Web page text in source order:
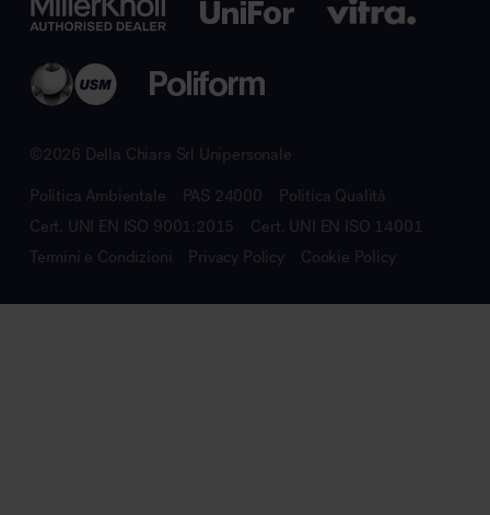
©2026 Della Chiara Srl Unipersonale
Politica Ambientale PAS 24000
Politica Qualità
Cert. UNI EN ISO 9001:2015
Cert. UNI EN ISO 14001
Termini e Condizioni
Privacy Policy Cookie Policy